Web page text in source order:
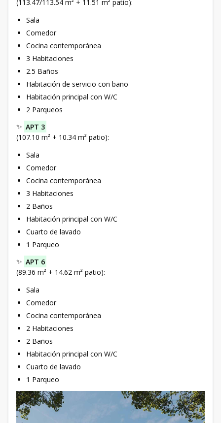
(113.47/113.54 m² + 11.51 m² patio):
Sala
Comedor
Cocina contemporánea
3 Habitaciones
2.5 Baños
Habitación de servicio con baño
Habitación principal con W/C
2 Parqueos
✨ APT 3
(107.10 m² + 10.34 m² patio):
Sala
Comedor
Cocina contemporánea
3 Habitaciones
2 Baños
Habitación principal con W/C
Cuarto de lavado
1 Parqueo
✨ APT 6
(89.36 m² + 14.62 m² patio):
Sala
Comedor
Cocina contemporánea
2 Habitaciones
2 Baños
Habitación principal con W/C
Cuarto de lavado
1 Parqueo